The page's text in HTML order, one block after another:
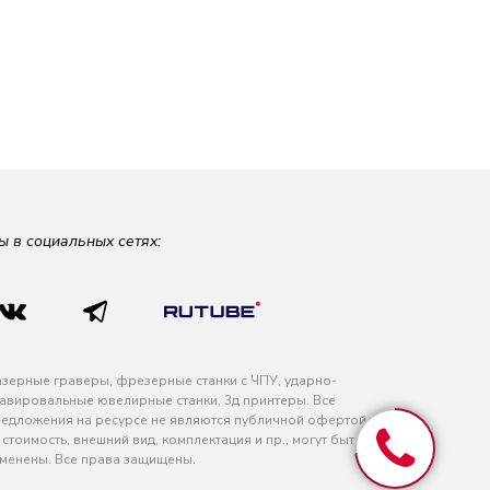
в социальных сетях:
граверы, фрезерные станки с ЧПУ, ударно-
ювелирные станки, 3д принтеры. Все
на ресурсе не являются публичной офертой
стоимость, внешний вид, комплектация и пр., могут быть
Все права защищены.